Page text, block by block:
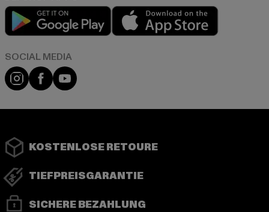
Play market
Instagram
FacebookYouTube
KOSTENLOSE RETOURE
TIEFPREISGARANTIE
SICHERE BEZAHLUNG